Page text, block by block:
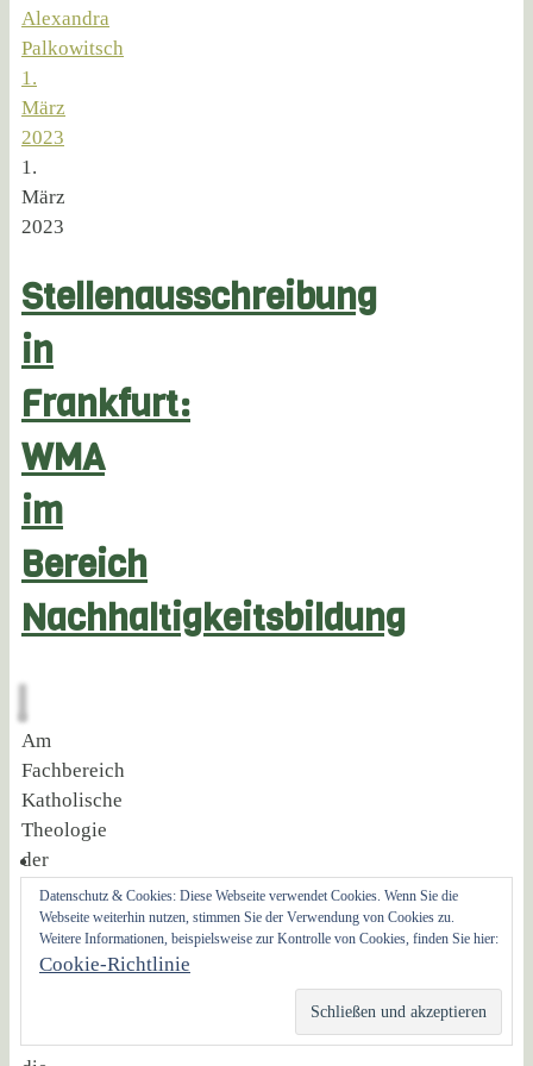
Alexandra
Palkowitsch
1.
März
2023
1.
März
2023
Stellenausschreibung
in
Frankfurt:
WMA
im
Bereich
Nachhaltigkeitsbildung
Am
Fachbereich
Katholische
Theologie
der
Goethe-
Universität
Frankfurt
am
Datenschutz & Cookies: Diese Webseite verwendet Cookies. Wenn Sie die
Webseite weiterhin nutzen, stimmen Sie der Verwendung von Cookies zu.
Weitere Informationen, beispielsweise zur Kontrolle von Cookies, finden Sie hier:
Cookie-Richtlinie